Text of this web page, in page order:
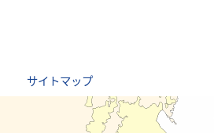
サイトマップ